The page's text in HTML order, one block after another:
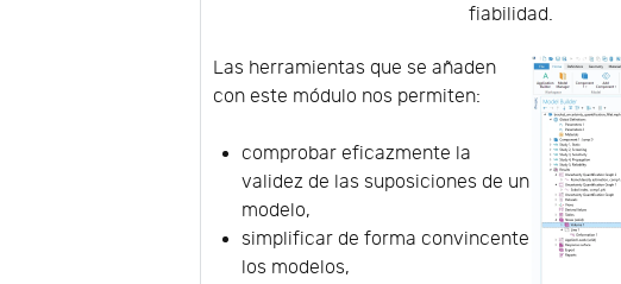
fiabilidad.
Las herramientas que se añaden
con este módulo nos permiten:
comprobar eficazmente la
validez de las suposiciones de un
modelo,
simplificar de forma convincente
los modelos,